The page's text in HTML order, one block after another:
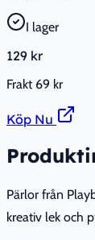
I lager
129 kr
Frakt 69 kr
Köp Nu
Pärlor från
kreativ lek och